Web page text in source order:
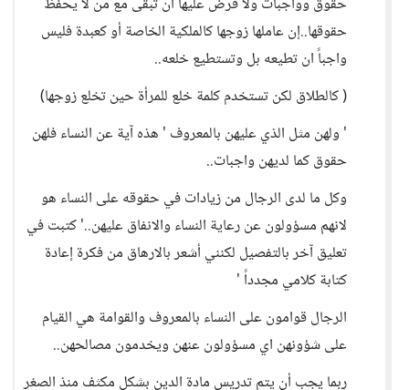
حقوقها..إن عاملها زوجها كالملكية الخاصة أو كعبدة فليس
واجباً ان تطيعه بل وتستطيع خلعه..
( كالطلاق لكن تستخدم كلمة خلع للمرأة حين تخلع زوجها)
' ولهن مثل الذي عليهن بالمعروف ' هذه آية عن النساء فلهن
حقوق كما لديهن واجبات..
وكل ما لدى الرجال من زيادات في حقوقه على النساء هو
لانهم مسؤولون عن رعاية النساء والانفاق عليهن..' كتبت في
تعليق آخر بالتفصيل لكنني أشعر بالارهاق من فكرة إعادة
كتابة كلامي مجدداً '
الرجال قوامون على النساء بالمعروف والقوامة هي القيام
على شؤونهن اي مسؤولون عنهن ويخدمون مصالحهن..
ربما يجب أن يتم تدريس مادة الدين بشكل مكثف منذ الصغر